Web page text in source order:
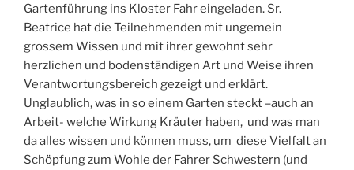
Gartenführung ins Kloster Fahr eingeladen. Sr.
Beatrice hat die Teilnehmenden mit ungemein
grossem Wissen und mit ihrer gewohnt sehr
herzlichen und bodenständigen Art und Weise ihren
Verantwortungsbereich gezeigt und erklärt.
Unglaublich, was in so einem Garten steckt –auch an
Arbeit- welche Wirkung Kräuter haben, und was man
da alles wissen und können muss, um diese Vielfalt an
Schöpfung zum Wohle der Fahrer Schwestern (und